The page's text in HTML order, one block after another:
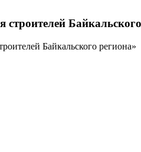
строителей
Байкальского региона»